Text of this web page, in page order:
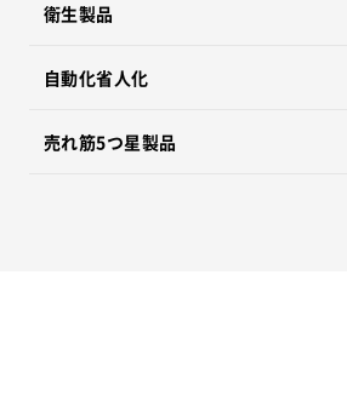
衛生製品
自動化省人化
売れ筋5つ星製品